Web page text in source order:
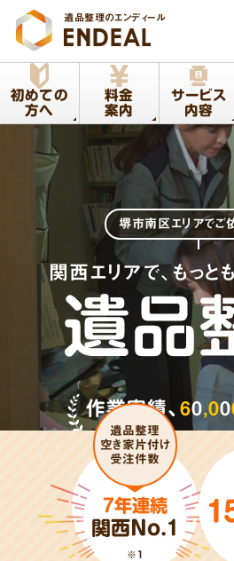
遺品整理のエンディール
初めての
方へ
料金
案内
サービス
内容
堺市南区エリアでご
関西エリアで、もっと
作業実績、 60,00
遺品整理
空き家片付け
受注件数
7年連続
関西No.1
※1